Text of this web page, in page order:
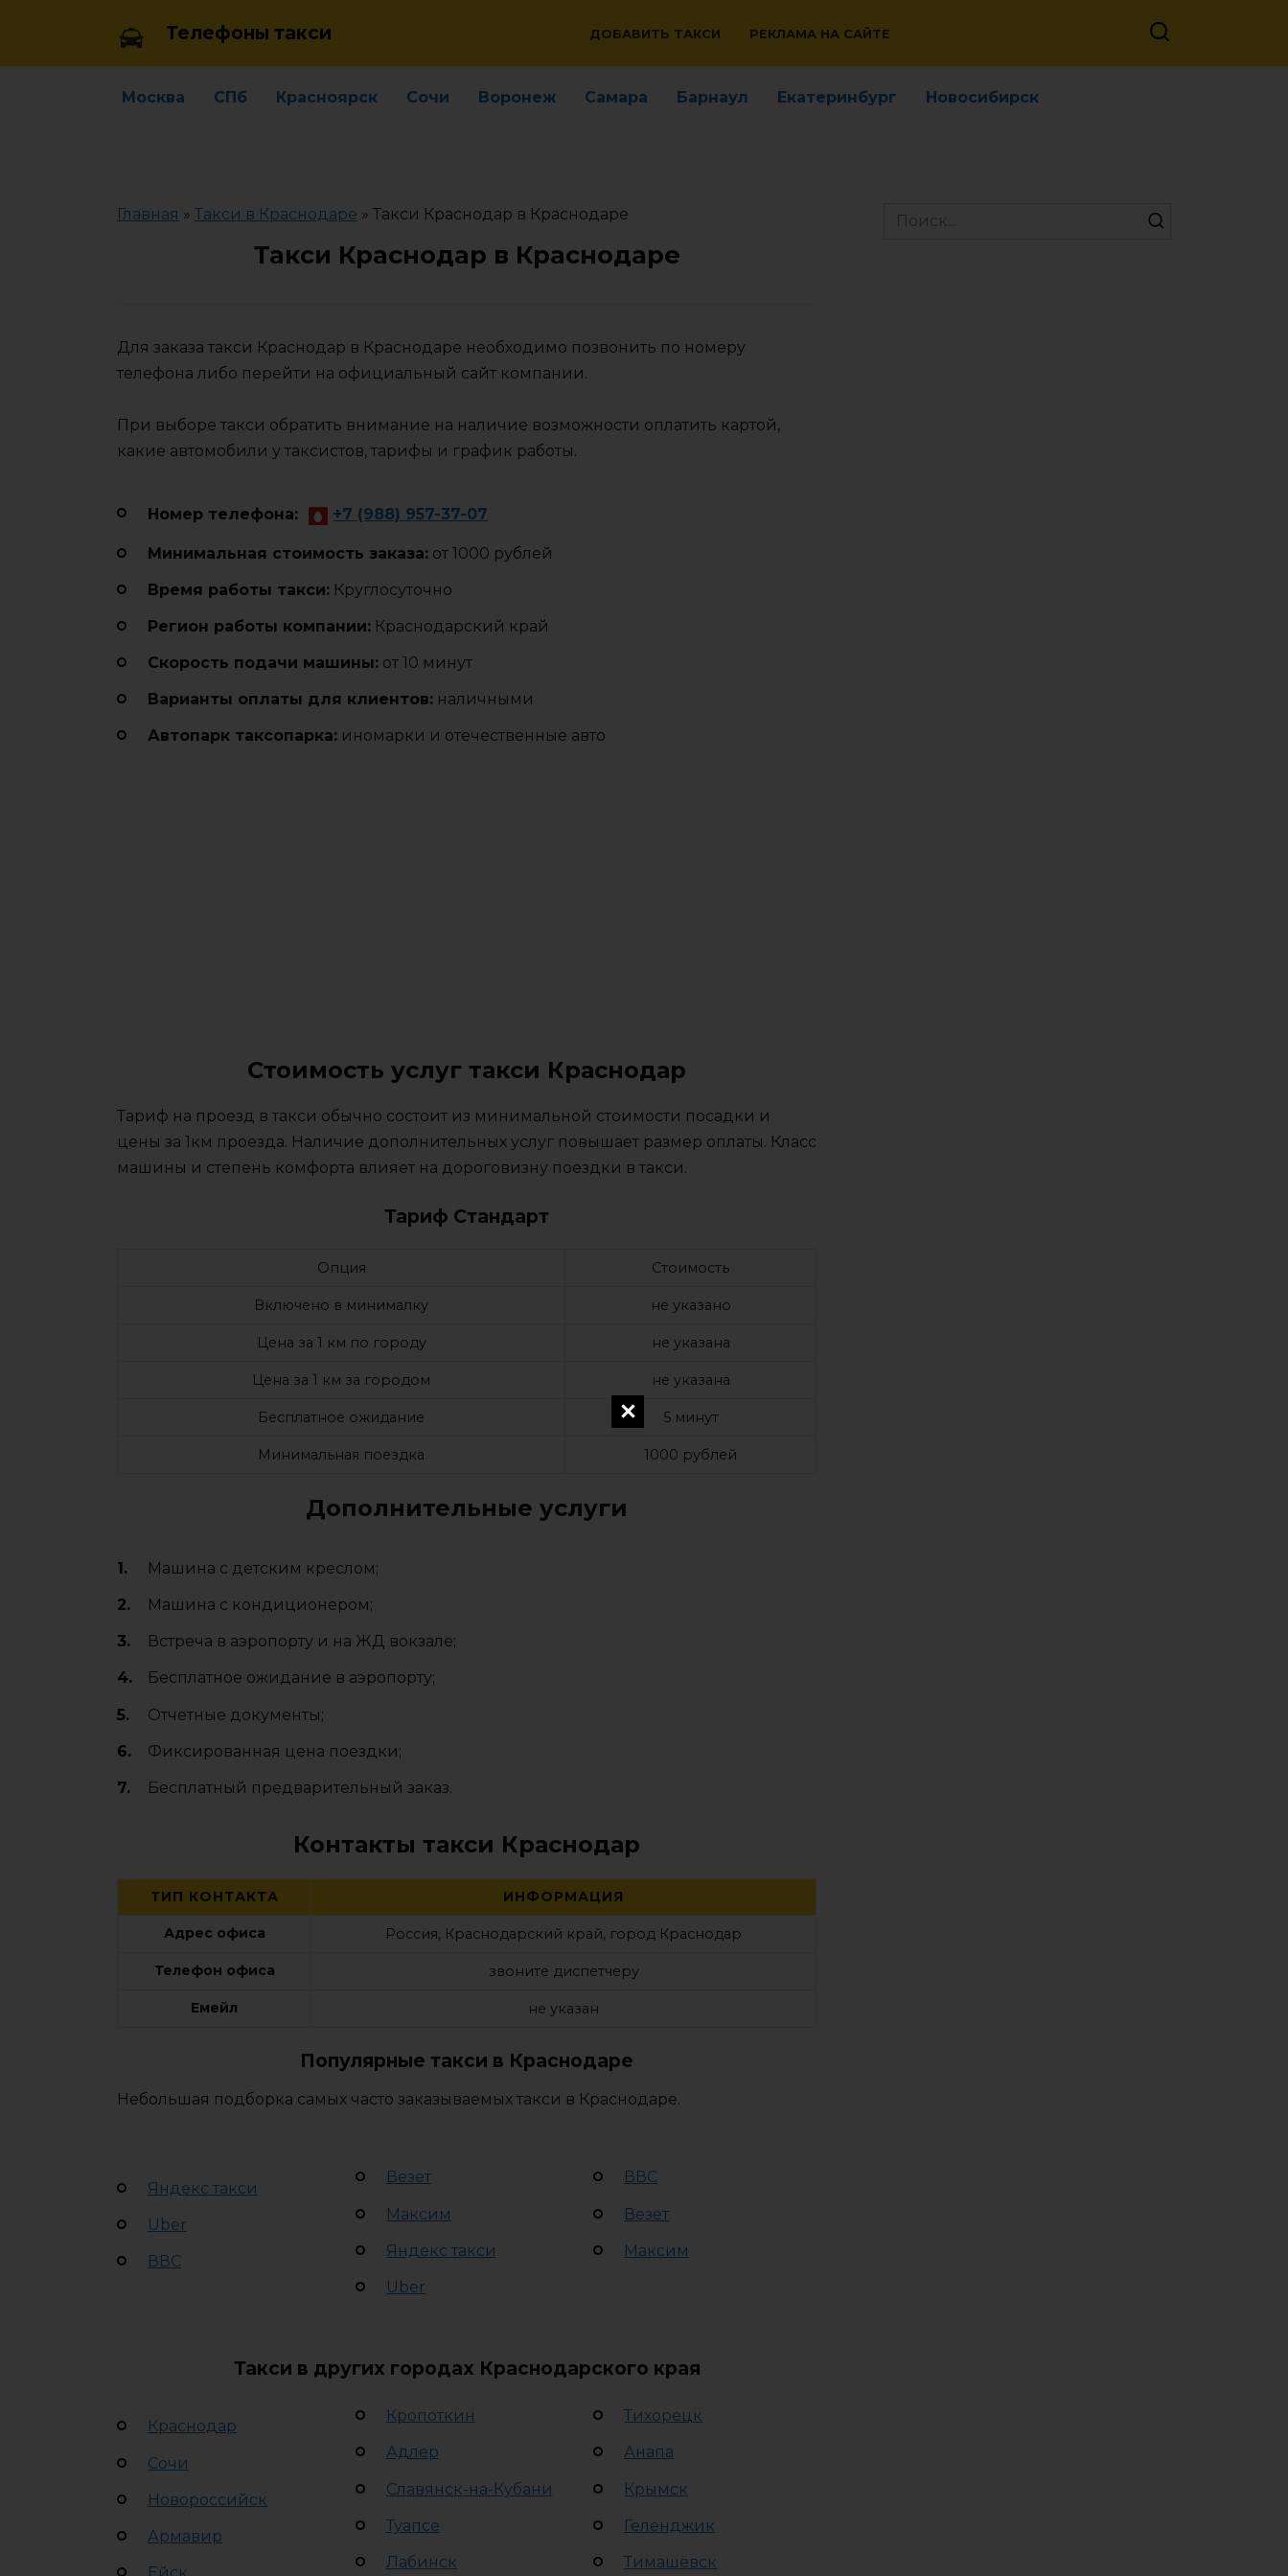
Телефоны такси ДОБАВИТЬ ТАКСИ РЕКЛАМА НА САЙТЕ
Москва СПб Красноярск Сочи Воронеж Самара Барнаул Екатеринбург Новосибирск
Главная » Такси в Краснодаре » Такси Краснодар в Краснодаре
Такси Краснодар в Краснодаре
Для заказа такси Краснодар в Краснодаре необходимо позвонить по номеру
телефона либо перейти на официальный сайт компании.
При выборе такси обратить внимание на наличие возможности оплатить картой,
какие автомобили у таксистов, тарифы и график работы.
Номер телефона: +7 (988) 957-37-07
Минимальная стоимость заказа: от 1000 рублей
Время работы такси: Круглосуточно
Регион работы компании: Краснодарский край
Cкорость подачи машины: от 10 минут
Варианты оплаты для клиентов: наличными
Автопарк таксопарка: иномарки и отечественные авто
Стоимость услуг такси Краснодар
Тариф на проезд в такси обычно состоит из минимальной стоимости посадки и
цены за 1км проезда. Наличие дополнительных услуг повышает размер оплаты. Класс
машины и степень комфорта влияет на дороговизну поездки в такси.
Тариф Стандарт
Опция Стоимость
Включено в минималку не указано
Цена за 1 км по городу не указана
Цена за 1 км за городом не указана
Бесплатное ожидание 5 минут
Минимальная поездка 1000 рублей
Дополнительные услуги
Машина с детским креслом;
Машина с кондиционером;
Встреча в аэропорту и на ЖД вокзале;
Бесплатное ожидание в аэропорту;
Отчетные документы;
Фиксированная цена поездки;
Бесплатный предварительный заказ.
Контакты такси Краснодар
ТИП КОНТАКТА ИНФОРМАЦИЯ
Адрес офиса Россия, Краснодарский край, город Краснодар
Телефон офиса звоните диспетчеру
Емейл не указан
Популярные такси в Краснодаре
Небольшая подборка самых часто заказываемых такси в Краснодаре.
Яндекс такси
Uber
ВВС
Везет
Максим
Яндекс такси
Uber
ВВС
Везет
Максим
Такси в других городах Краснодарского края
Краснодар
Сочи
Новороссийск
Армавир
Кропоткин
Адлер
Славянск-на-Кубани
Туапсе
Лабинск
Тихорецк
Анапа
Крымск
Геленджик
Тимашёвск
Search